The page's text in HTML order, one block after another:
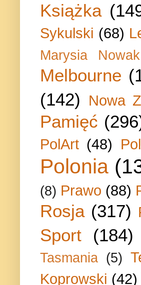
Książka
Sykulski (68)
Marysia Nowak
Melbourne
(142) Nowa
Pamięć
PolArt (48)
Polonia
(8) Prawo (88)
Rosja (317)
Sport (184)
Tasmania (5)
Koprowski (42)